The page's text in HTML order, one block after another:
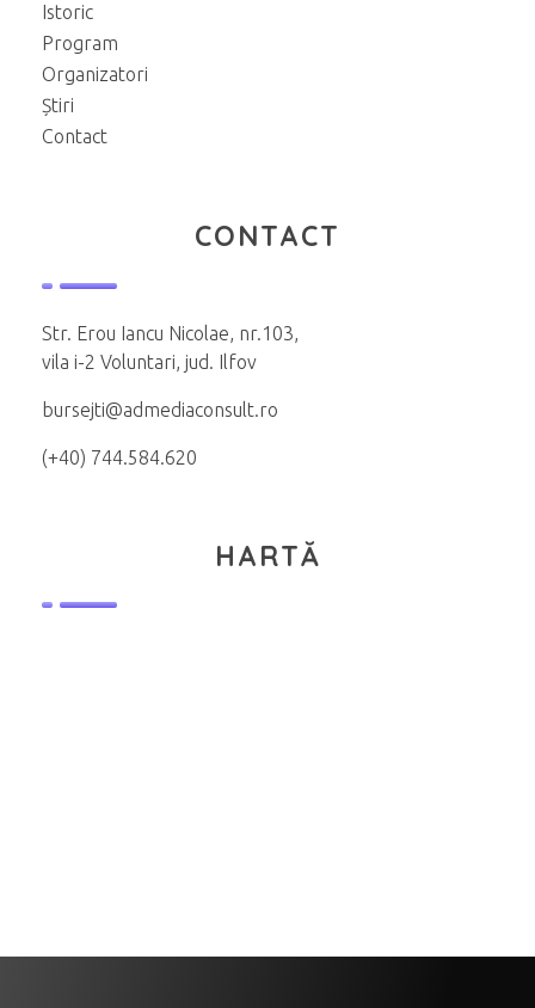
Istoric
Program
Organizatori
Știri
Contact
CONTACT
Str. Erou Iancu Nicolae, nr.103,
vila i-2 Voluntari, jud. Ilfov
bursejti@admediaconsult.ro
(+40) 744.584.620
HARTĂ